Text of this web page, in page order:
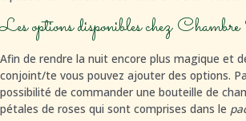
Les options disponibles chez
Afin de rendre la nuit encore plus magique et
conjoint/te vous pouvez ajouter des options.
possibilité de commander une bouteille de
pétales de roses qui sont comprises dans le